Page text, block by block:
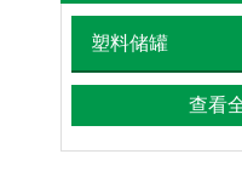
塑料储罐
查看